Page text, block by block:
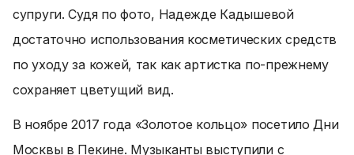
супруги. Судя по фото, Надежде Кадышевой
достаточно использования косметических средств
по уходу за кожей, так как артистка по-прежнему
сохраняет цветущий вид.
В ноябре 2017 года «Золотое кольцо» посетило Дни
Москвы в Пекине. Музыканты выступили с